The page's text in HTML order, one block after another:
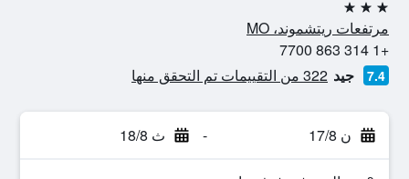
3 نجوم
مرتفعات ريتشموند، MO
+1 314 863 7700
7.4 جيد 322 من التقييمات تم التحقق منها
ن 17/8 - ث 18/8